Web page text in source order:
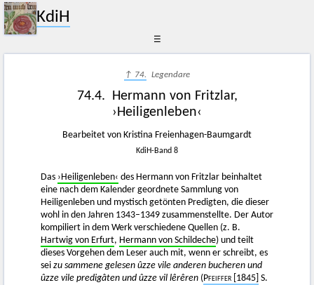
KdiH
☰
↑ 74. Legendare
74.4. Hermann von Fritzlar,
›Heiligenleben‹
Bearbeitet von Kristina Freienhagen-Baumgardt
KdiH-Band 8
Das ›Heiligenleben‹ des Hermann von Fritzlar beinhaltet
eine nach dem Kalender geordnete Sammlung von
Heiligenleben und mystisch getönten Predigten, die dieser
wohl in den Jahren 1343–1349 zusammenstellte. Der Autor
kompiliert in dem Werk verschiedene Quellen (z. B.
Hartwig von Erfurt, Hermann von Schildeche) und teilt
dieses Vorgehen dem Leser auch mit, wenn er schreibt, es
sei zu sammene gelesen ûzze vile anderen bucheren und
ûzze vile predigâten und ûzze vil lêrêren (Pfeiffer [1845] S.